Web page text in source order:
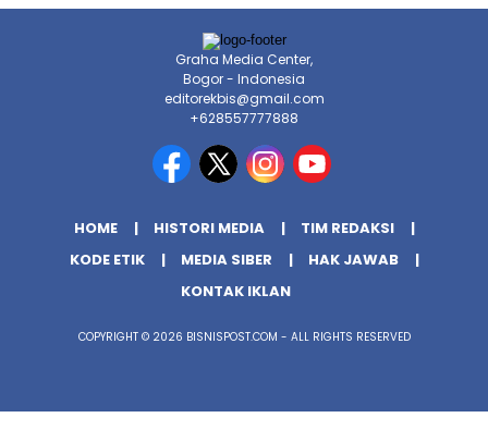
Graha Media Center,
Bogor - Indonesia
editorekbis@gmail.com
+628557777888
HOME HISTORI MEDIA
TIM REDAKSI
KODE ETIK
MEDIA SIBER
HAK JAWAB
KONTAK IKLAN
COPYRIGHT © 2026 BISNISPOST.COM - ALL RIGHTS RESERVED